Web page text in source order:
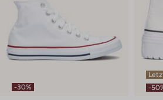
-30%
-